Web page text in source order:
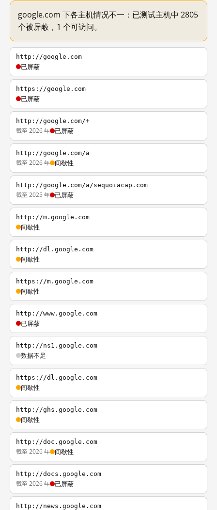
google.com 下各主机情况不一：已测试主机中 2805
个被屏蔽，1 个可访问。
http://google.com
已屏蔽
https://google.com
已屏蔽
http://google.com/+
截至 2026 年 已屏蔽
http://google.com/a
截至 2026 年 间歇性
http://google.com/a/sequoiacap.com
截至 2025 年 已屏蔽
http://m.google.com
间歇性
http://dl.google.com
间歇性
https://m.google.com
间歇性
http://www.google.com
已屏蔽
http://ns1.google.com
数据不足
https://dl.google.com
间歇性
http://ghs.google.com
间歇性
http://doc.google.com
截至 2026 年 间歇性
http://docs.google.com
截至 2026 年 已屏蔽
http://news.google.com